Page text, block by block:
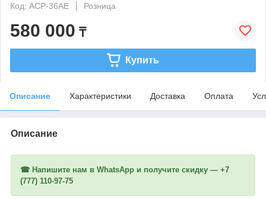
Код: ACP-36AE
Розница
580 000 ₸
Купить
Описание Характеристики Доставка Оплата
Описание
☎ Напишите нам в WhatsApp и получите скидку — +7
(777) 110-97-75